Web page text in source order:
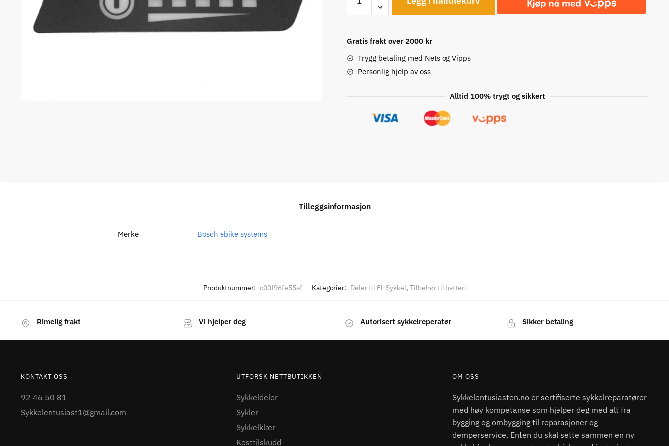
Switch
Film
for
2011/2012
og
Gratis frakt over 2000 kr
Trygg betaling med Nets og Vipps
Personlig hjelp av oss
Alltid 100% trygt og sikkert
Tilleggsinformasjon
Merke Bosch ebike systems
Produktnummer: c00f96fe55af Kategorier: Deler til El-Sykkel, Tilbehør til batteri
Rimelig frakt Vi hjelper deg Autorisert sykkelreperatør Sikker betaling
KONTAKT OSS
92 46 50 81
Sykkelentusiast1@gmail.com
UTFORSK NETTBUTIKKEN
Sykkeldeler
Sykler
Sykkelklær
Kosttilskudd
OM OSS
Sykkelentusiasten.no er sertifiserte sykkelreparatører
med høy kompetanse som hjelper deg med alt fra
bygging og ombygging til reparasjoner og
demperservice. Enten du skal sette sammen en ny